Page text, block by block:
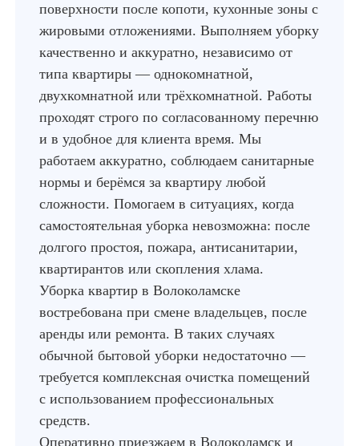
поверхности после копоти, кухонные зоны с
жировыми отложениями. Выполняем уборку
качественно и аккуратно, независимо от
типа квартиры — однокомнатной,
двухкомнатной или трёхкомнатной. Работы
проходят строго по согласованному перечню
и в удобное для клиента время. Мы
работаем аккуратно, соблюдаем санитарные
нормы и берёмся за квартиру любой
сложности. Помогаем в ситуациях, когда
самостоятельная уборка невозможна: после
долгого простоя, пожара, антисанитарии,
квартирантов или скопления хлама.
Уборка квартир в Волоколамске
востребована при смене владельцев, после
аренды или ремонта. В таких случаях
обычной бытовой уборки недостаточно —
требуется комплексная очистка помещений
с использованием профессиональных
средств.
Оперативно приезжаем в Волоколамск и